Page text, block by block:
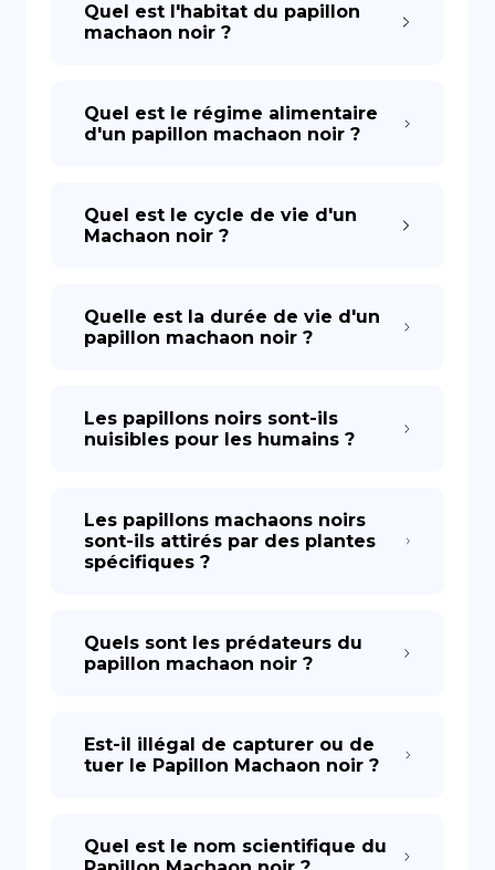
Quel est l'habitat du papillon
machaon noir ?
Quel est le régime alimentaire
d'un papillon machaon noir ?
Quel est le cycle de vie d'un
Machaon noir ?
Quelle est la durée de vie d'un
papillon machaon noir ?
Les papillons noirs sont-ils
nuisibles pour les humains ?
Les papillons machaons noirs
sont-ils attirés par des plantes
spécifiques ?
Quels sont les prédateurs du
papillon machaon noir ?
Est-il illégal de capturer ou de
tuer le Papillon Machaon noir ?
Quel est le nom scientifique du